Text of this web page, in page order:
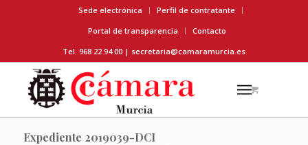
Sede electrónica
Perfil de contratante
Portal de transparencia
Contacto
Tel. 968 22 94 00 | secretaria@camaramurcia.es
Expediente 2019039-DCI